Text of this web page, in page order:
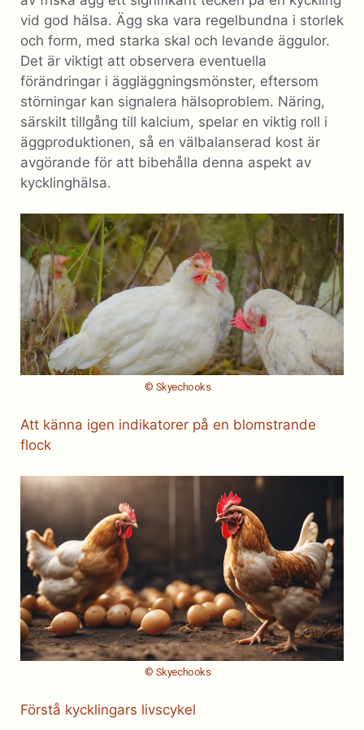
vid god hälsa. Ägg ska vara regelbundna i storlek
och form, med starka skal och levande äggulor.
Det är viktigt att observera eventuella
förändringar i äggläggningsmönster, eftersom
störningar kan signalera hälsoproblem. Näring,
särskilt tillgång till kalcium, spelar en viktig roll i
äggproduktionen, så en välbalanserad kost är
avgörande för att bibehålla denna aspekt av
kycklinghälsa.
© Skyechooks
Att känna igen indikatorer på en blomstrande
flock
© Skyechooks
Förstå kycklingars livscykel